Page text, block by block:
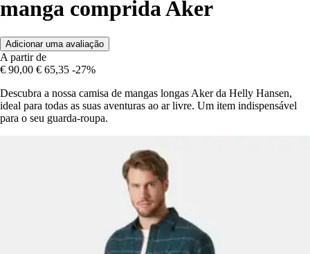
manga comprida Aker
Adicionar uma avaliação
A partir de
€ 90,00 € 65,35 -27%
Descubra a nossa camisa de mangas longas Aker da Helly Hansen,
ideal para todas as suas aventuras ao ar livre. Um item indispensável
para o seu guarda-roupa.